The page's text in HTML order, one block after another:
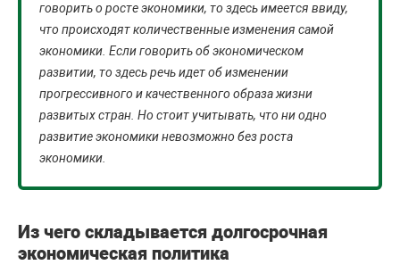
говорить о росте экономики, то здесь имеется ввиду,
что происходят количественные изменения самой
экономики. Если говорить об экономическом
развитии, то здесь речь идет об изменении
прогрессивного и качественного образа жизни
развитых стран. Но стоит учитывать, что ни одно
развитие экономики невозможно без роста
экономики.
Из чего складывается долгосрочная
экономическая политика